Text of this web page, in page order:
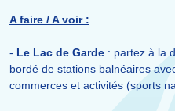
A faire / A voir :
- Le Lac de Garde : partez à la
bordé de stations balnéaires
commerces et activités (sports